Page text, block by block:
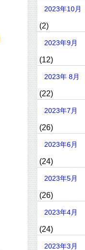
2023年10月
(2)
2023年9月
(12)
2023年 8月
(22)
2023年7月
(26)
2023年6月
(24)
2023年5月
(26)
2023年4月
(24)
2023年3月